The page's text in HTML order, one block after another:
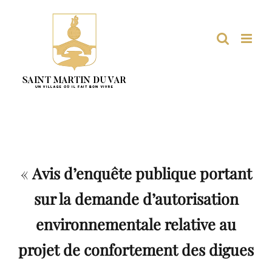
« Avis d’enquête publique portant
sur la demande d’autorisation
environnementale relative au
projet de confortement des digues